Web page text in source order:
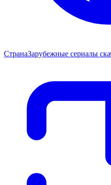
СтранаЗарубежные сериалы